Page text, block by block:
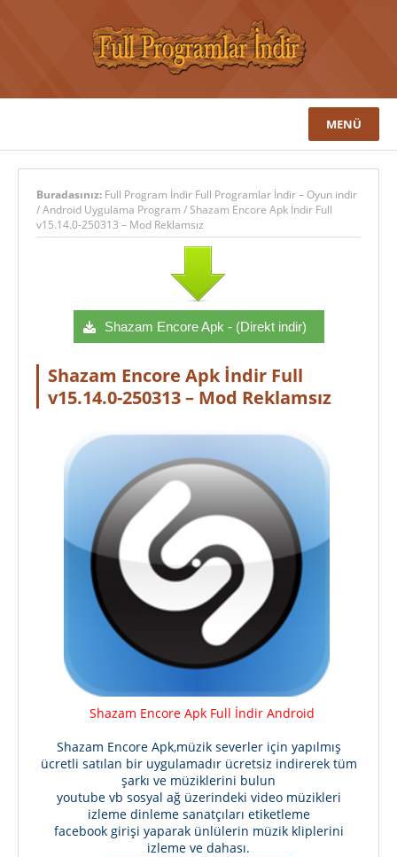
MENÜ
Buradasınız: Full Program İndir Full Programlar İndir – Oyun indir
/Android Uygulama Program /Shazam Encore Apk İndir Full
v15.14.0-250313 – Mod Reklamsız
Shazam Encore Apk - (Direkt indir)
Shazam Encore Apk İndir Full
v15.14.0-250313 – Mod Reklamsız
Shazam Encore Apk Full İndir Android
Shazam Encore Apk,müzik severler için yapılmış
ücretli satılan bir uygulamadır ücretsiz indirerek tüm
şarkı ve müziklerini bulun
youtube vb sosyal ağ üzerindeki video müzikleri
izleme dinleme sanatçıları etiketleme
facebook girişi yaparak ünlülerin müzik kliplerini
izleme ve dahası.